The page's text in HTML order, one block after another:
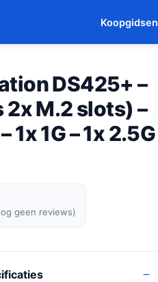
Koopgidsen
DS425+ –
2x M.2 slots) –
1x 1G – 1x 2.5G
geen reviews)